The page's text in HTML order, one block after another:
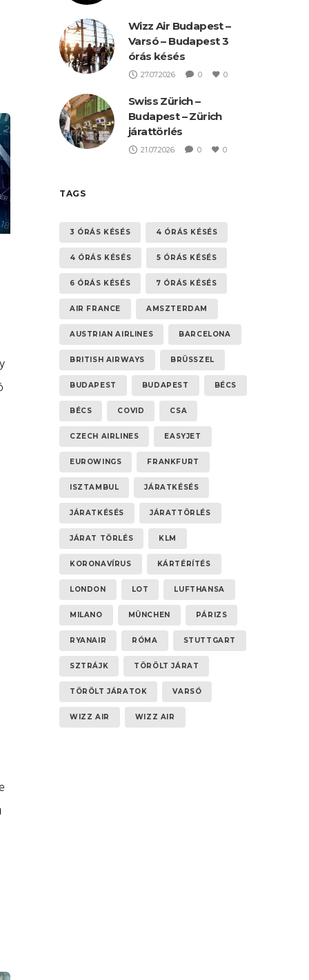
Wizz Air Budapest –
Varsó – Budapest 3
órás késés
27.07.2026 0 0
Swiss Zürich –
Budapest – Zürich
járattörlés
21.07.2026 0 0
TAGS
3 ÓRÁS KÉSÉS 4 ÓRÁS KÉSÉS
4 ÓRÁS KÉSÉS 5 ÓRÁS KÉSÉS
6 ÓRÁS KÉSÉS 7 ÓRÁS KÉSÉS
AIR FRANCE AMSZTERDAM
AUSTRIAN AIRLINES BARCELONA
BRITISH AIRWAYS BRÜSSZEL
BUDAPEST BUDAPEST BÉCS
BÉCS COVID CSA
CZECH AIRLINES EASYJET
EUROWINGS FRANKFURT
ISZTAMBUL JÁRATKÉSÉS
JÁRATKÉSÉS JÁRATTÖRLÉS
JÁRAT TÖRLÉS KLM
KORONAVÍRUS KÁRTÉRÍTÉS
LONDON LOT LUFTHANSA
MILANO MÜNCHEN PÁRIZS
RYANAIR RÓMA STUTTGART
SZTRÁJK TÖRÖLT JÁRAT
TÖRÖLT JÁRATOK VARSÓ
WIZZ AIR WIZZ AIR